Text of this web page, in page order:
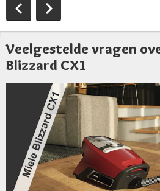
Veelgestelde vragen
Blizzard CX1